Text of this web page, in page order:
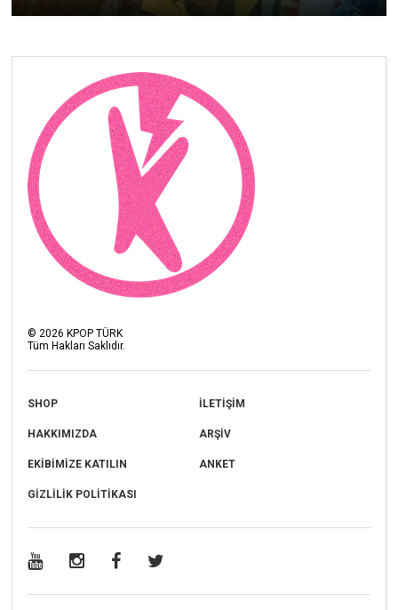
©2026 KPOP TÜRK
Tüm Hakları Saklıdır.
SHOP İLETİŞİM
HAKKIMIZDA ARŞİV
EKİBİMİZE KATILIN ANKET
GİZLİLİK POLİTİKASI